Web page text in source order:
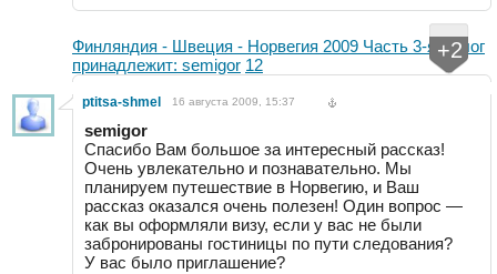
Финляндия - Швеция - Норвегия 2009 Часть 3-я /Блог
принадлежит: semigor 12
+2
ptitsa-shmel 16 августа 2009, 15:37
semigor
Спасибо Вам большое за интересный рассказ!
Очень увлекательно и познавательно. Мы
планируем путешествие в Норвегию, и Ваш
рассказ оказался очень полезен! Один вопрос —
как вы оформляли визу, если у вас не были
забронированы гостиницы по пути следования?
У вас было приглашение?